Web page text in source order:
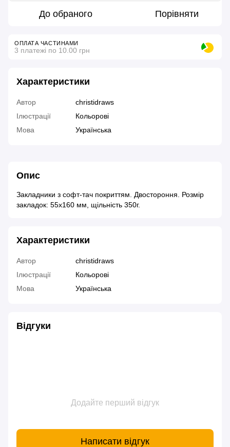
До обраного Порівняти
ОПЛАТА ЧАСТИНАМИ
3 платежі по 10.00 грн
Характеристики
Автор
christidraws
Ілюстрації
Кольорові
Мова
Українська
Опис
Закладники з софт-тач покриттям. Двостороння. Розмір
закладок: 55х160 мм, щільність 350г.
Характеристики
Автор
christidraws
Ілюстрації
Кольорові
Мова
Українська
Відгуки
Додайте перший відгук
Написати відгук